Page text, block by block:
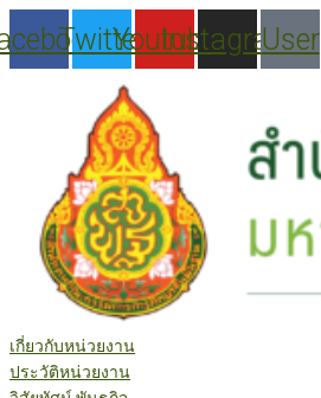
to
content
TwitterYoutube
Instagram
User
เกี่ยวกับหน่วยงาน
ประวัติหน่วยงาน